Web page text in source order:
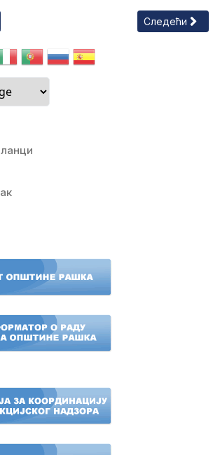
Центар за културу Градац одлаже
Следећи
Следећи